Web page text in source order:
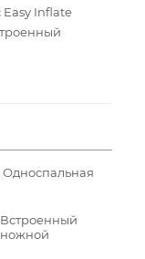
Easy Inflate
Односпальная
Встроенный
ножной